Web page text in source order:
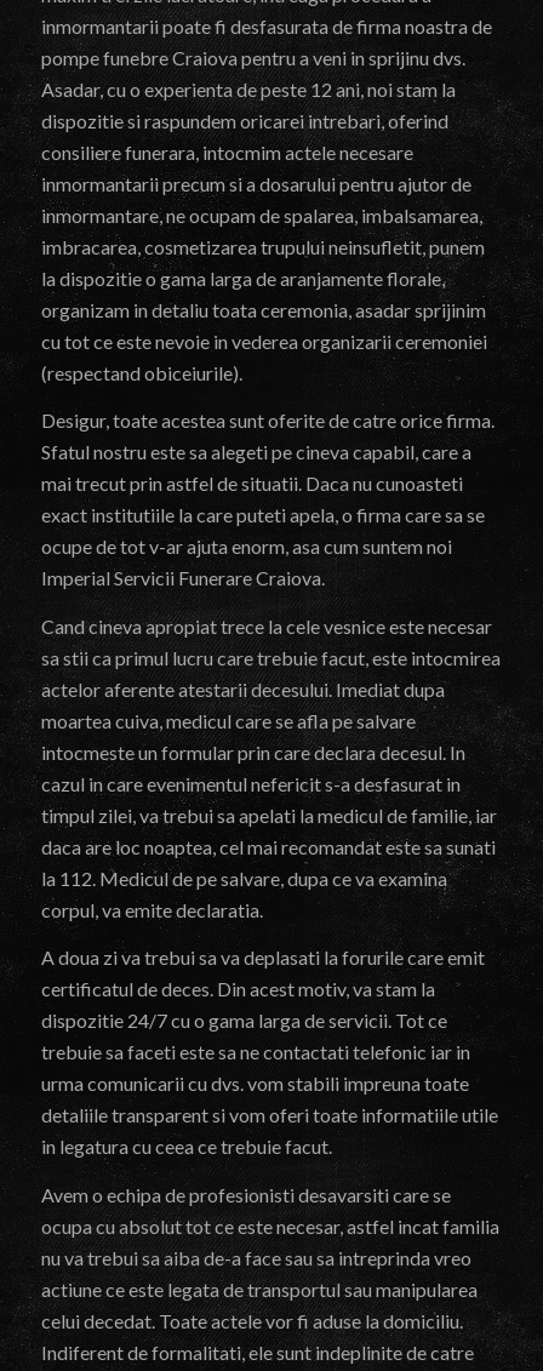
inmormantarii poate fi desfasurata de firma noastra de
pompe funebre Craiova pentru a veni in sprijinu dvs.
Asadar, cu o experienta de peste 12 ani, noi stam la
dispozitie si raspundem oricarei intrebari, oferind
consiliere funerara, intocmim actele necesare
inmormantarii precum si a dosarului pentru ajutor de
inmormantare, ne ocupam de spalarea, imbalsamarea,
imbracarea, cosmetizarea trupului neinsufletit, punem
la dispozitie o gama larga de aranjamente florale,
organizam in detaliu toata ceremonia, asadar sprijinim
cu tot ce este nevoie in vederea organizarii ceremoniei
(respectand obiceiurile).
Desigur, toate acestea sunt oferite de catre orice firma.
Sfatul nostru este sa alegeti pe cineva capabil, care a
mai trecut prin astfel de situatii. Daca nu cunoasteti
exact institutiile la care puteti apela, o firma care sa se
ocupe de tot v-ar ajuta enorm, asa cum suntem noi
Imperial Servicii Funerare Craiova.
Cand cineva apropiat trece la cele vesnice este necesar
sa stii ca primul lucru care trebuie facut, este intocmirea
actelor aferente atestarii decesului. Imediat dupa
moartea cuiva, medicul care se afla pe salvare
intocmeste un formular prin care declara decesul. In
cazul in care evenimentul nefericit s-a desfasurat in
timpul zilei, va trebui sa apelati la medicul de familie, iar
daca are loc noaptea, cel mai recomandat este sa sunati
la 112. Medicul de pe salvare, dupa ce va examina
corpul, va emite declaratia.
A doua zi va trebui sa va deplasati la forurile care emit
certificatul de deces. Din acest motiv, va stam la
dispozitie 24/7 cu o gama larga de servicii. Tot ce
trebuie sa faceti este sa ne contactati telefonic iar in
urma comunicarii cu dvs. vom stabili impreuna toate
detaliile transparent si vom oferi toate informatiile utile
in legatura cu ceea ce trebuie facut.
Avem o echipa de profesionisti desavarsiti care se
ocupa cu absolut tot ce este necesar, astfel incat familia
nu va trebui sa aiba de-a face sau sa intreprinda vreo
actiune ce este legata de transportul sau manipularea
celui decedat. Toate actele vor fi aduse la domiciliu.
Indiferent de formalitati, ele sunt indeplinite de catre